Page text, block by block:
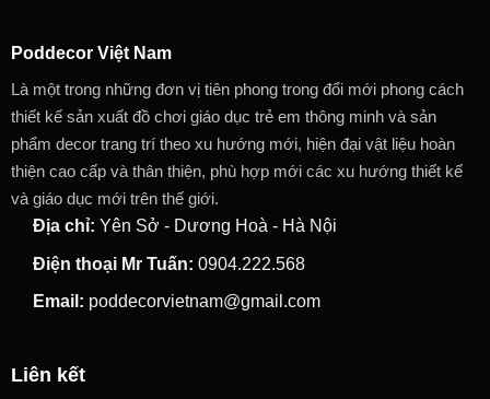
Poddecor Việt Nam
Là một trong những đơn vị tiên phong trong đổi mới phong cách
thiết kế sản xuất đồ chơi giáo dục trẻ em thông minh và sản
phẩm decor trang trí theo xu hướng mới, hiện đại vật liệu hoàn
thiện cao cấp và thân thiện, phù hợp mới các xu hướng thiết kế
và giáo dục mới trên thế giới.
Địa chỉ: Yên Sở - Dương Hoà - Hà Nội
Điện thoại Mr Tuấn: 0904.222.568
Email: poddecorvietnam@gmail.com
Liên kết